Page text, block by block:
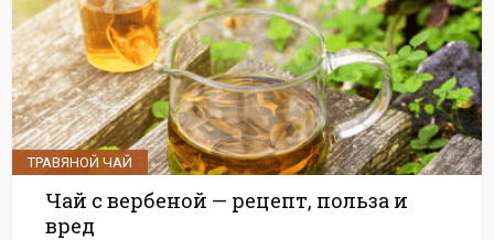
ТРАВЯНОЙ ЧАЙ
Чай с вербеной — рецепт, польза и
вред